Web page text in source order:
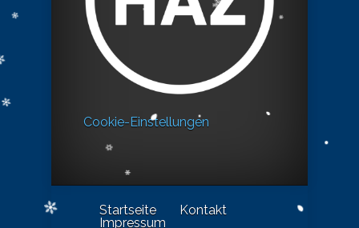
Cookie-Einstellungen
Startseite
Kontakt
Impressum